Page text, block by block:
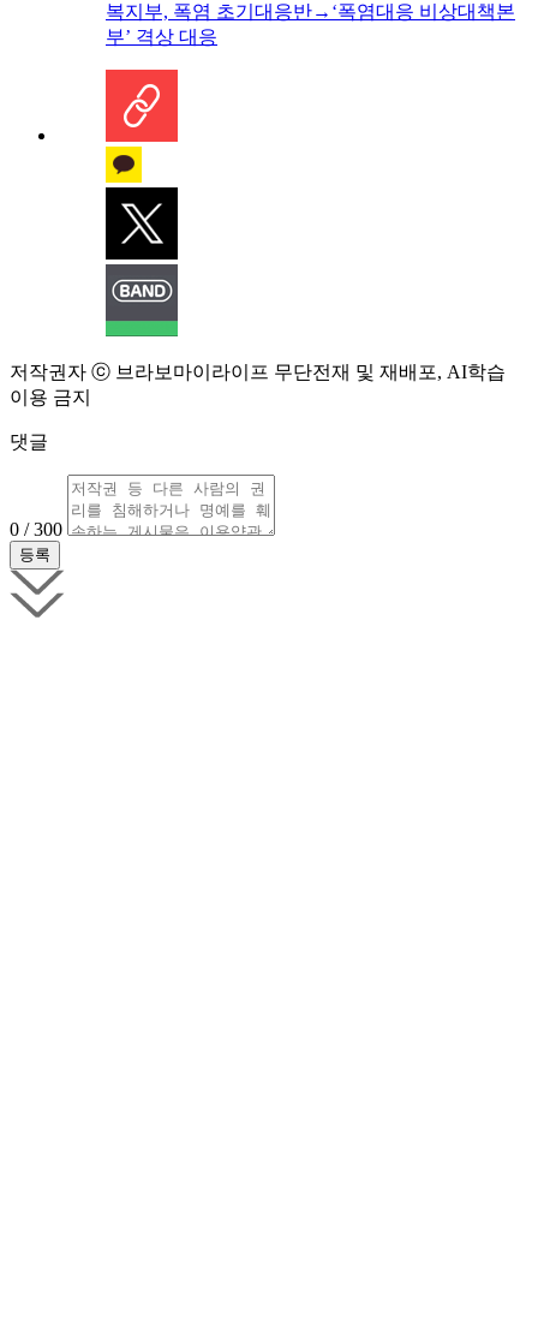
복지부, 폭염 초기대응반→‘폭염대응 비상대책본
부’ 격상 대응
저작권자 ⓒ 브라보마이라이프 무단전재 및 재배포, AI학습
이용 금지
댓글
0 / 300